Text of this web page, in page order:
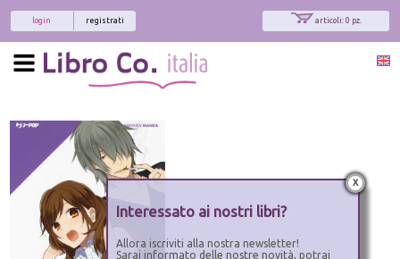
articoli: 0 pz.
registrati
login
x
Interessato ai nostri libri?
Allora iscriviti alla nostra newsletter!
Sarai informato delle nostre novità, potrai